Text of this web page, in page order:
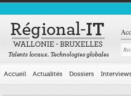
Accueil Actualités Dossiers